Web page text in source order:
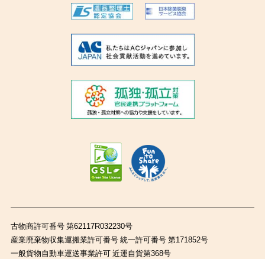
古物商許可番号 第62117R032230号
産業廃棄物収集運搬業許可番号 統一許可番号 第171852号
一般貨物自動車運送事業許可 近運自貨第368号